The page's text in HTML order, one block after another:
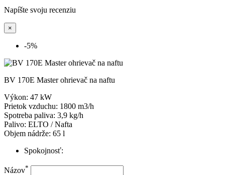
Napíšte svoju recenziu
×
-5%
BV 170E Master ohrievač na naftu
Výkon: 47 kW
Prietok vzduchu: 1800 m3/h
Spotreba paliva: 3,9 kg/h
Palivo: ELTO / Nafta
Objem nádrže: 65 l
Spokojnosť:
Názov*